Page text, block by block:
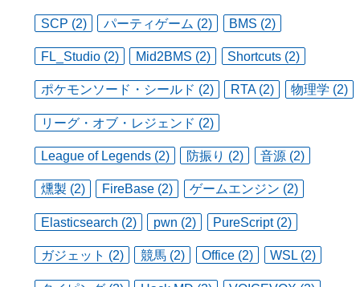
SCP (2) パーティゲーム (2) BMS (2)
FL_Studio (2) Mid2BMS (2) Shortcuts (2)
ポケモンソード・シールド (2) RTA (2) 物理学 (2)
リーグ・オブ・レジェンド (2)
League of Legends (2) 防振り (2) 音源 (2)
燻製 (2) FireBase (2) ゲームエンジン (2)
Elasticsearch (2) pwn (2) PureScript (2)
ガジェット (2) 競馬 (2) Office (2) WSL (2)